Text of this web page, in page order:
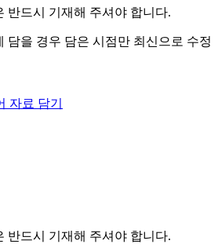
반드시 기재해 주셔야 합니다.
담을 경우 담은 시점만 최신으로 수정
자료 담기
반드시 기재해 주셔야 합니다.